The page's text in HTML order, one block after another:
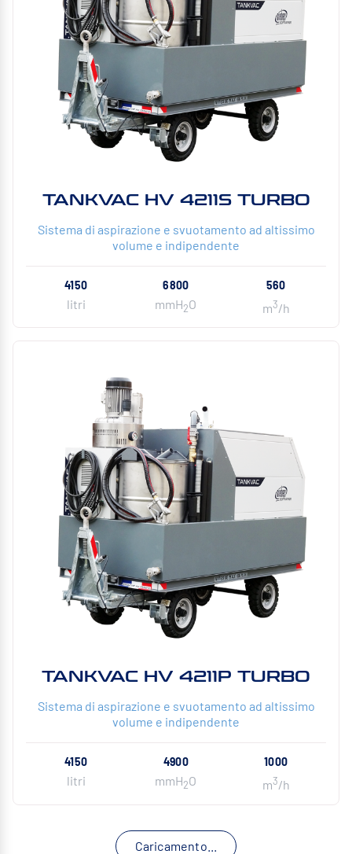
TANKVAC HV 4211S TURBO
Sistema di aspirazione e svuotamento ad altissimo
volume e indipendente
4150
litri
6800
mmH2O
560
m3/h
TANKVAC HV 4211P TURBO
Sistema di aspirazione e svuotamento ad altissimo
volume e indipendente
4150
litri
4900
mmH2O
1000
m3/h
Caricamento...